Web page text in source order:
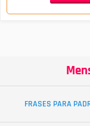
FRASES PARA